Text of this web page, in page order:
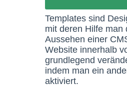
Templates sind
mit deren Hilfe man
Aussehen einer
Website innerhalb
grundlegend
indem man ein
aktiviert.